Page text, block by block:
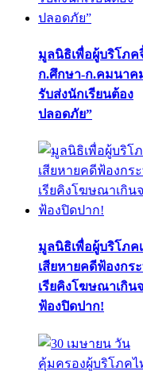
มูลนิธิเพื่อผู้บริโภค
ก.ศึกษา-ก.คมนาค
รับส่งนักเรียนต้อง
ปลอดภัย”
มูลนิธิเพื่อผู้บริโภค
เสียหายคดีฟ้องกร
เรียคิงโฆษณาเกิน
ฟ้องปิดปาก!